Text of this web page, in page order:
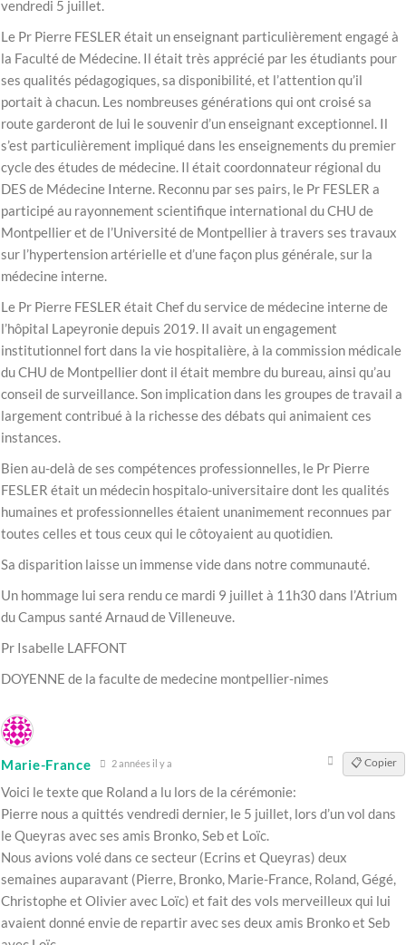
vendredi 5 juillet.
Le Pr Pierre FESLER était un enseignant particulièrement engagé à
la Faculté de Médecine. Il était très apprécié par les étudiants pour
ses qualités pédagogiques, sa disponibilité, et l’attention qu’il
portait à chacun. Les nombreuses générations qui ont croisé sa
route garderont de lui le souvenir d’un enseignant exceptionnel. Il
s’est particulièrement impliqué dans les enseignements du premier
cycle des études de médecine. Il était coordonnateur régional du
DES de Médecine Interne. Reconnu par ses pairs, le Pr FESLER a
participé au rayonnement scientifique international du CHU de
Montpellier et de l’Université de Montpellier à travers ses travaux
sur l’hypertension artérielle et d’une façon plus générale, sur la
médecine interne.
Le Pr Pierre FESLER était Chef du service de médecine interne de
l’hôpital Lapeyronie depuis 2019. Il avait un engagement
institutionnel fort dans la vie hospitalière, à la commission médicale
du CHU de Montpellier dont il était membre du bureau, ainsi qu’au
conseil de surveillance. Son implication dans les groupes de travail a
largement contribué à la richesse des débats qui animaient ces
instances.
Bien au-delà de ses compétences professionnelles, le Pr Pierre
FESLER était un médecin hospitalo-universitaire dont les qualités
humaines et professionnelles étaient unanimement reconnues par
toutes celles et tous ceux qui le côtoyaient au quotidien.
Sa disparition laisse un immense vide dans notre communauté.
Un hommage lui sera rendu ce mardi 9 juillet à 11h30 dans l’Atrium
du Campus santé Arnaud de Villeneuve.
Pr Isabelle LAFFONT
DOYENNE de la faculte de medecine montpellier-nimes
Marie-France 2 années il y a 📋 Copier
Voici le texte que Roland a lu lors de la cérémonie:
Pierre nous a quittés vendredi dernier, le 5 juillet, lors d’un vol dans
le Queyras avec ses amis Bronko, Seb et Loïc.
Nous avions volé dans ce secteur (Ecrins et Queyras) deux
semaines auparavant (Pierre, Bronko, Marie-France, Roland, Gégé,
Christophe et Olivier avec Loïc) et fait des vols merveilleux qui lui
avaient donné envie de repartir avec ses deux amis Bronko et Seb